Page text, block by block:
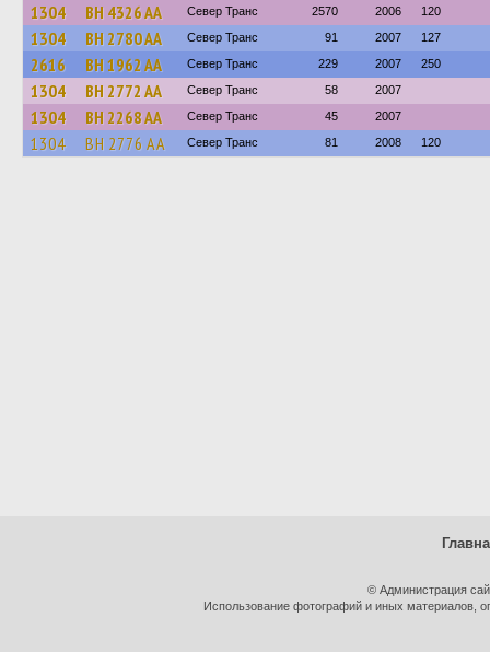
1304 BH 4326 AA Север Транс 2570 2006 120
1304 BH 2780 AA Север Транс 91 2007 127
2616 BH 1962 AA Север Транс 229 2007 250
1304 BH 2772 AA Север Транс 58 2007
1304 BH 2268 AA Север Транс 45 2007
1304 BH 2776 AA Север Транс 81 2008 120
© Администрация
Использование фотографий и иных материалов,